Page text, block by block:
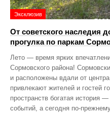
Эксклюзив
От советского наследия
прогулка по паркам
Лето — время ярких
Сормовского района!
и расположены вдали от
привлекают жителей и гостей
пространств богатая история
событий, а сегодня